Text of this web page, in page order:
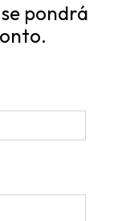
pondrá